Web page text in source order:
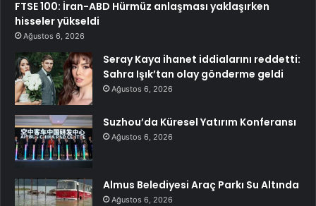
FTSE 100: İran-ABD Hürmüz anlaşması yaklaşırken
hisseler yükseldi
Ağustos 6, 2026
Seray Kaya ihanet iddialarını reddetti:
Sahra Işık’tan olay gönderme geldi
Ağustos 6, 2026
Suzhou’da Küresel Yatırım Konferansı
Ağustos 6, 2026
Almus Belediyesi Araç Parkı Su Altında
Ağustos 6, 2026